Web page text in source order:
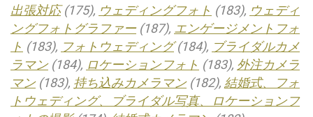
出張対応(175), ウェディングフォト (183), ウェディ
ングフォトグラファー(187), エンゲージメントフォ
ト (183), フォトウェディング(184), ブライダルカメ
ラマン(184), ロケーションフォト (183), 外注カメラ
マン(183), 持ち込みカメラマン(182), 結婚式、フォ
トウェディング、ブライダル写真、ロケーションフ